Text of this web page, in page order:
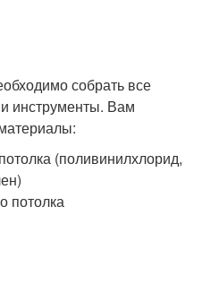
собрать все
инструменты. Вам
(поливинилхлорид,
потолка